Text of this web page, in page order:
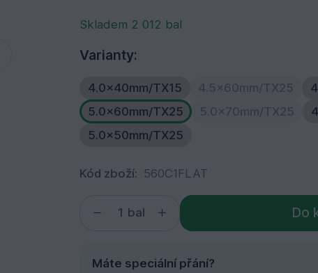
Skladem 2 012 bal
Varianty:
4.0x40mm/TX15 4.5x60mm/TX25
5.0x60mm/TX25
5.0x70mm/TX25
5.0x50mm/TX25
Kód zboží: 560C1FLAT
bal Do
Máte speciální přání?